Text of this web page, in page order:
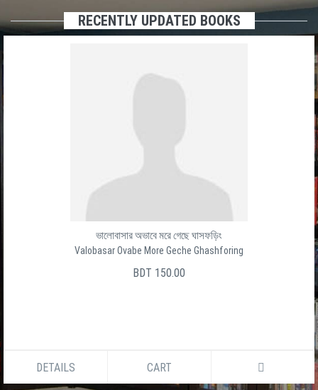
RECENTLY UPDATED BOOKS
ভালোবাসার অভাবে মরে গেছে ঘাসফড়িং
Valobasar Ovabe More Geche Ghashforing
BDT 150.00
DETAILS CART